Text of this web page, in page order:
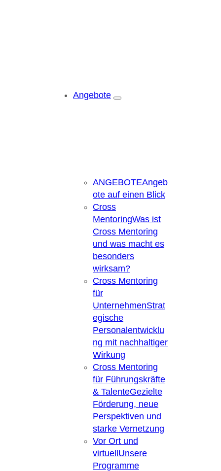
Angebote
ANGEBOTEAngeb
ote auf einen Blick
Cross
MentoringWas ist
Cross Mentoring
und was macht es
besonders
wirksam?
Cross Mentoring
für
UnternehmenStrat
egische
Personalentwicklu
ng mit nachhaltiger
Wirkung
Cross Mentoring
für Führungskräfte
& TalenteGezielte
Förderung, neue
Perspektiven und
starke Vernetzung
Vor Ort und
virtuellUnsere
Programme